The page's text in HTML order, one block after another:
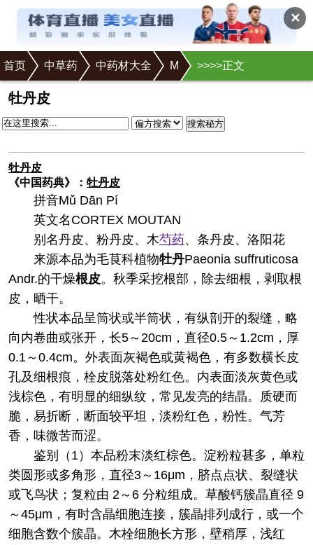
✕
首页 >
中草药 >
中药材大全 >
M >正文
牡丹皮
搜索秘方
牡丹皮
《中国药典》： 牡丹皮
拼音Mǔ Dān Pí
英文名 CORTEX MOUTAN
别名丹皮、粉丹皮、木芍药、条丹皮、洛阳花
来源本品为毛茛科植物牡丹Paeonia suffruticosa
Andr.的干燥根皮。秋季采挖根部，除去细根，剥取根
皮，晒干。
性状本品呈筒状或半筒状，有纵剖开的裂缝，略
向内卷曲或张开，长5～20cm，直径0.5～1.2cm，厚
0.1～0.4cm。外表面灰褐色或黄褐色，有多数横长皮
孔及细根痕，栓皮脱落处粉红色。内表面淡灰黄色或
浅棕色，有明显的细纵纹，常见发亮的结晶。质硬而
脆，易折断，断面较平坦，淡粉红色，粉性。气芳
香，味微苦而涩。
鉴别
（1）本品粉末淡红棕色。淀粉粒甚多，单粒
类圆形或多角形，直径3～16μm，脐点点状、裂缝状
或飞鸟状；复粒由 2～6 分粒组成。草酸钙簇晶直径 9
～45μm，有时含晶细胞连接，簇晶排列成行，或一个
细胞含数个簇晶。木栓细胞长方形，壁稍厚，浅红